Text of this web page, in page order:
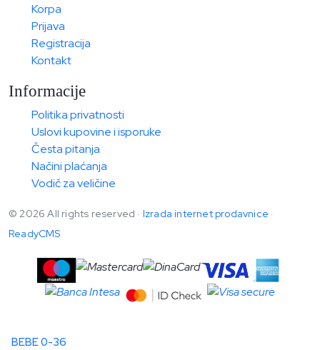
Korpa
Prijava
Registracija
Kontakt
Informacije
Politika privatnosti
Uslovi kupovine i isporuke
Česta pitanja
Načini plaćanja
Vodič za veličine
© 2026 All rights reserved · Izrada internet prodavnice ·
ReadyCMS
BEBE 0-36